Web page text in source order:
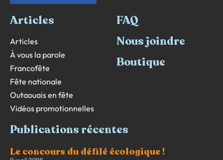
Articles
Articles
À vous la parole
Francofête
Fête nationale
Outaouais en fête
Vidéos promotionnelles
FAQ
Nous joindre
Boutique
Publications récentes
Le concours du défilé écologique !